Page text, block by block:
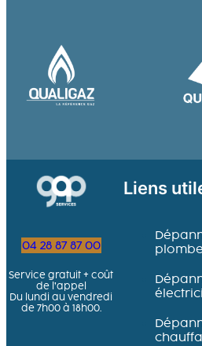
Liens
04 28 87 87 00
Service gratuit + coût
de l’appel
Du lundi au vendredi
de 7h00 à 18h00.